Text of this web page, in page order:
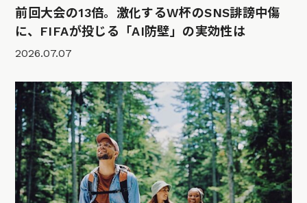
前回大会の13倍。激化するW杯のSNS誹謗中傷
に、FIFAが投じる「AI防壁」の実効性は
2026.07.07